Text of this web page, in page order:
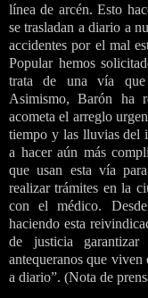
línea de arcén. Esto
se trasladan a diario a
accidentes por el mal
Popular hemos
trata de una vía que
Asimismo, Barón ha
acometa el arreglo
tiempo y las lluvias del
a hacer aún más
que usan esta vía
realizar trámites en la
con el médico.
haciendo esta
de justicia
antequeranos que
a diario”. (Nota de